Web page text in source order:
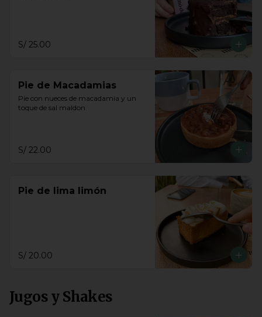
S/ 25.00
Pie de Macadamias
Pie con nueces de macadamia y un
toque de sal maldon
S/ 22.00
Pie de lima limón
S/ 20.00
Jugos y Shakes